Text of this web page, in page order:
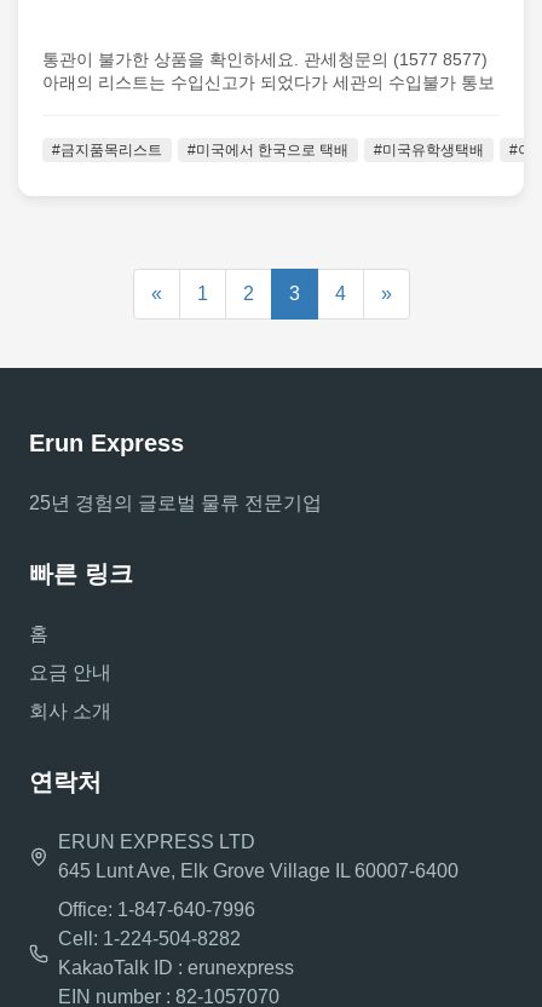
통관이 불가한 상품을 확인하세요. 관세청문의 (1577 8577)
아래의 리스트는 수입신고가 되었다가 세관의 수입불가 통보
#금지품목리스트 #미국에서 한국으로 택배 #미국유학생택배 #이
« 1 2 3 4 »
Erun Express
25년 경험의 글로벌 물류 전문기업
빠른 링크
홈
요금 안내
회사 소개
연락처
ERUN EXPRESS LTD
645 Lunt Ave, Elk Grove Village IL 60007-6400
Office: 1-847-640-7996
Cell: 1-224-504-8282
KakaoTalk ID : erunexpress
EIN number : 82-1057070